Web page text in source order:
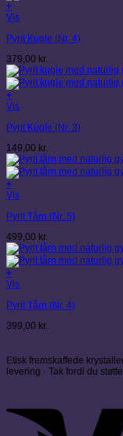
+
Vis
Pyrit Kugle (Nr. 4)
379,00 kr.
+
Vis
Pyrit Kugle (Nr. 3)
149,00 kr.
+
Vis
Pyrit Tårn (Nr. 5)
499,00 kr.
+
Vis
Pyrit Tårn (Nr. 4)
399,00 kr.
Etisk fremskaffede
levering · Tak fordi du